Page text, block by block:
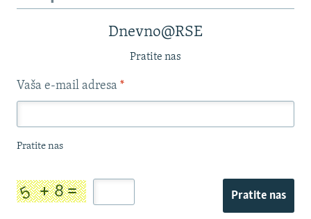
Dnevno@RSE
Pratite nas
Vaša e-mail adresa *
Pratite nas
Pratite nas